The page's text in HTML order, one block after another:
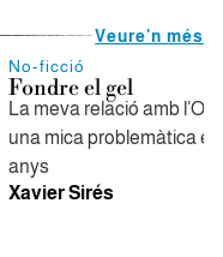
Veure'n més
No-ficció
Fondre el gel
La meva relació amb
una mica problemàtica
anys
Xavier Sirés